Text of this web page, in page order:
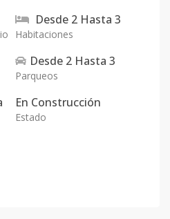
Desde 2 Hasta 3
Habitaciones
Desde 2 Hasta 3
Parqueos
En Construcción
Estado